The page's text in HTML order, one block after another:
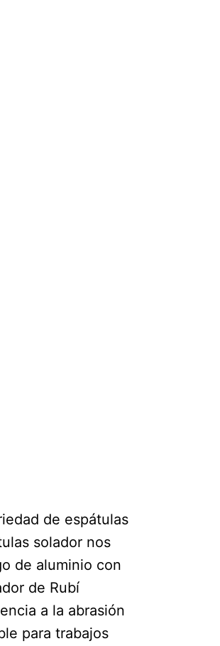
de espátulas
solador nos
de aluminio con
de Rubí
a la abrasión
para trabajos